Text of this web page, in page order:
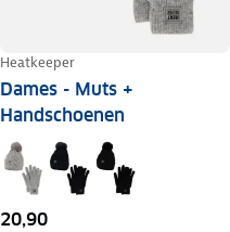
Heatkeeper
Dames - Muts +
Handschoenen
20,90